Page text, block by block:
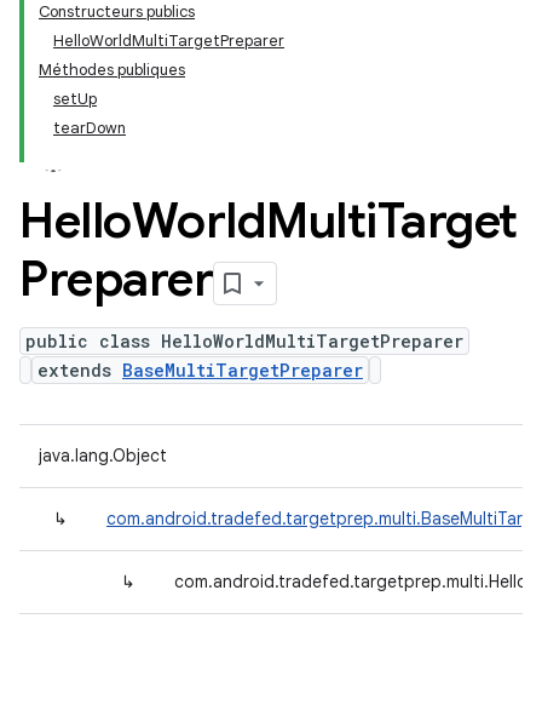
Constructeurs publics
HelloWorldMultiTargetPreparer
Méthodes publiques
setUp
tearDown
HelloWorldMultiTarget
Preparer
public class HelloWorldMultiTargetPreparer
extends BaseMultiTargetPreparer
java.lang.Object
↳
↳